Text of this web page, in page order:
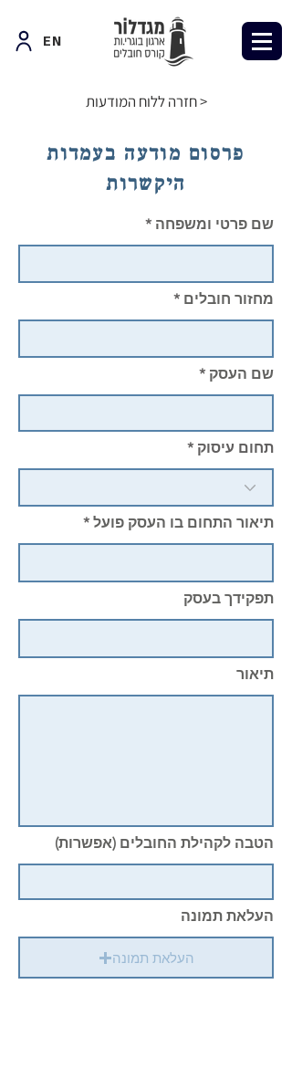
EN
חזרה ללוח המודעות >
פרסום מודעה בעמדות
היקשרות
שם פרטי ומשפחה
מחזור חובלים
שם העסק
תחום עיסוק
תיאור התחום בו העסק פועל
תפקידך בעסק
תיאור
הטבה לקהילת החובלים (אפשרות)
העלאת תמונה
העלאת תמונה